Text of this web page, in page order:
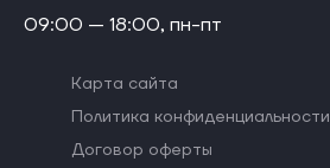
09:00 — 18:00, пн-пт
Карта сайта
Политика конфиденциальности
Договор оферты